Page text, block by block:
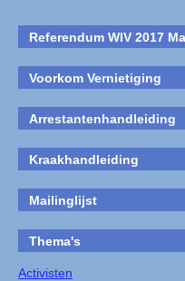
Referendum WIV 2017
Voorkom Vernietiging
Arrestantenhandleiding
Kraakhandleiding
Mailinglijst
Thema's
Activisten